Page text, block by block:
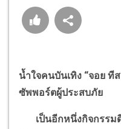
น้ำใจคนบันเทิง “จอย ที
ซัพพอร์ตผู้ประสบภัย
เป็นอีกหนึ่งกิจกรรมดี